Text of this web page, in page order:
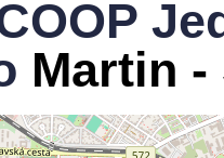
Martin -